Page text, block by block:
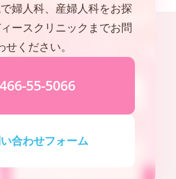
婦人科、産婦人科をお探
ースクリニックまでお問
せください。
55-5066
合わせフォーム